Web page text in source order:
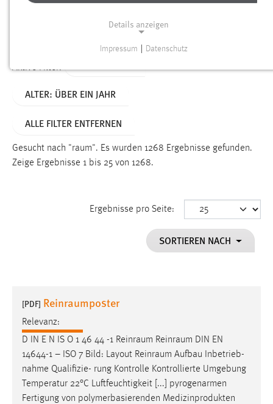
Aktive Filter:
ALTER: ÜBER EIN JAHR
ALLE FILTER ENTFERNEN
Gesucht nach "raum". Es wurden 1268 Ergebnisse gefunden.
Zeige Ergebnisse 1 bis 25 von 1268.
Ergebnisse pro Seite:
SORTIEREN NACH
[PDF] Reinraumposter
Relevanz:
D IN E N IS O 1 46 44 -1 Reinraum Reinraum DIN EN
14644-1 – ISO 7 Bild: Layout Reinraum Aufbau Inbetrieb-
nahme Qualifizie- rung Kontrolle Kontrollierte Umgebung
Temperatur 22°C Luftfeuchtigkeit [...] pyrogenarmen
Fertigung von polymerbasierenden Medizinprodukten
Details anzeigen
Funktionen und sind für die einwandfreie Funktion der
Name:
Dieser Cookie speichert die ausgewählten Einverständnis-
Performance
Name:
staticfilecache
Zweck:
Für performante Seitenauslieferung wird in diesem Cookie
gespeichert, ob man eingeloggt ist.
Impressum Datenschutz